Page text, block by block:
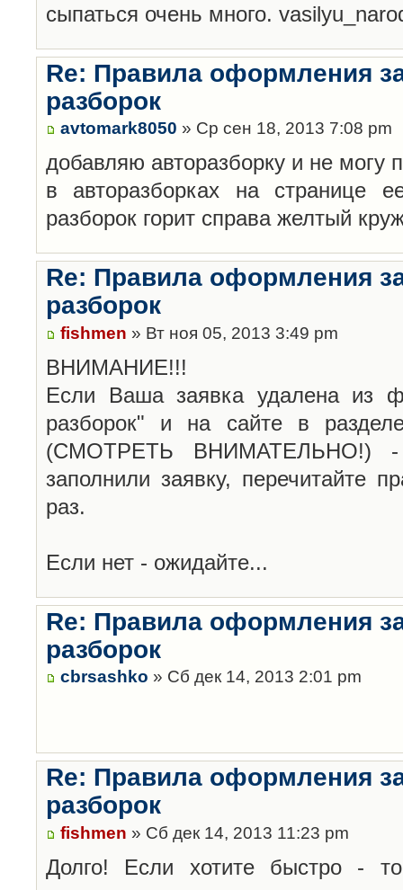
сыпаться очень много.
Re: Правила оформления
разборок
avtomark8050 » Ср сен 18, 2013 7:08 pm
добавляю авторазборку и не могу
в авторазборках на странице
разборок горит справа желтый
Re: Правила оформления
разборок
fishmen » Вт ноя 05, 2013 3:49 pm
ВНИМАНИЕ!!!
Если Ваша заявка удалена из
разборок" и на сайте в
(СМОТРЕТЬ ВНИМАТЕЛЬНО!)
заполнили заявку, перечитайте
раз.
Если нет - ожидайте...
Re: Правила оформления
разборок
cbrsashko » Сб дек 14, 2013 2:01 pm
Re: Правила оформления
разборок
fishmen » Сб дек 14, 2013 11:23 pm
Долго! Если хотите быстро -